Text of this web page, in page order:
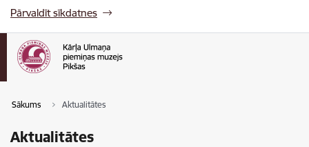
Pārvaldīt sīkdatnes
Sākums Aktualitātes
Aktualitātes